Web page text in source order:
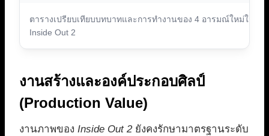
ตารางเปรียบเทียบบทบาทและการทำงานของ 4 อารมณ์ใหม่ใน
Inside Out 2
งานสร้างและองค์ประกอบศิลป์
(Production Value)
งานภาพของ Inside Out 2ยังคงรักษามาตรฐานระดับ